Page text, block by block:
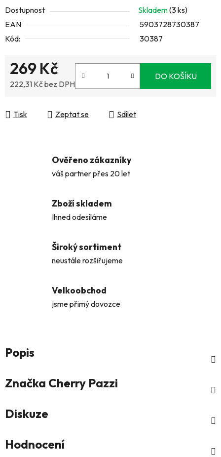
Dostupnost Skladem(3 ks)
EAN
5903728730387
Kód:
30387
269 Kč
222,31 Kč bez DPH
DO KOŠÍKU
Tisk Zeptat se Sdílet
Ověřeno zákazníky
váš partner přes 20 let
Zboží skladem
Ihned odesíláme
Široký sortiment
neustále rozšiřujeme
Velkoobchod
jsme přimý dovozce
Popis
Značka Cherry Pazzi
Diskuze
Hodnocení